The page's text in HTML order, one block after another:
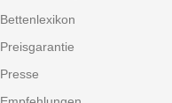
Bettenlexikon
Preisgarantie
Presse